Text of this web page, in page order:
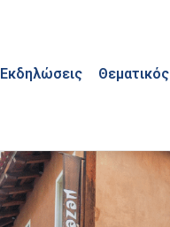
Εκδηλώσεις